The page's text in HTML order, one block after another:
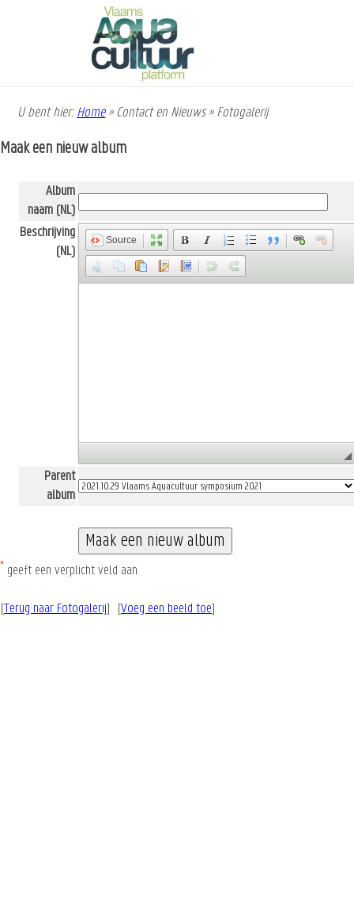
gaan
U bent hier: Home » Contact en Nieuws » Fotogalerij
Maak een nieuw album
Album
naam (NL)
Beschrijving
(NL)
Source
Parent
album
* geeft een verplicht veld aan.
[Terug naar Fotogalerij] [Voeg een beeld toe]